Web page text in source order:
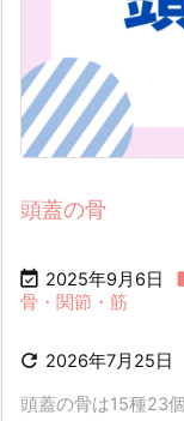
頭蓋の骨
 2025年9月6日
骨・関節・筋
 2026年7月25日
頭蓋の骨は15種23